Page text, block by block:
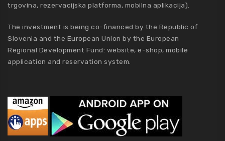
trgovina, rezervacijska platforma, mobilna aplikacija).
The investment is being co-financed by the Republic of
Slovenia and the European Union by the European
Regional Development Fund: website, e-shop, mobile
application and reservation system.